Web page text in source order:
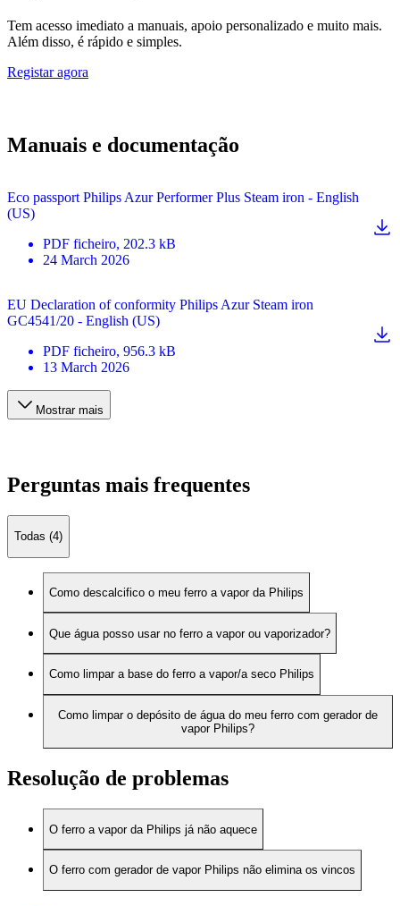
Tem acesso imediato a manuais, apoio personalizado e muito mais.
Além disso, é rápido e simples.
Registar agora
Manuais e documentação
Eco passport Philips Azur Performer Plus Steam iron - English
(US)
PDF ficheiro, 202.3 kB
24 March 2026
EU Declaration of conformity Philips Azur Steam iron
GC4541/20 - English (US)
PDF ficheiro, 956.3 kB
13 March 2026
Mostrar mais
Perguntas mais frequentes
Todas (4)
Como descalcifico o meu ferro a vapor da Philips
Que água posso usar no ferro a vapor ou vaporizador?
Como limpar a base do ferro a vapor/a seco Philips
Como limpar o depósito de água do meu ferro com gerador de
vapor Philips?
Resolução de problemas
O ferro a vapor da Philips já não aquece
O ferro com gerador de vapor Philips não elimina os vincos